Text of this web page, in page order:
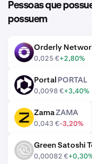
Pessoas que
possuem
ORDER Orderly
0,025 €+2,80%
PORTAL PortalPORTAL
0,0098 €+3,40%
ZAMA ZamaZAMA
0,043 €-3,20%
GST Green Satoshi
0,00082 €